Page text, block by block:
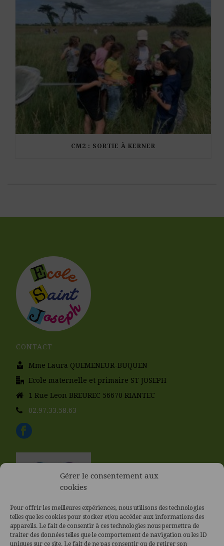
Gérer le consentement aux
cookies
Pour offrir les meilleures expériences, nous utilisons des technologies
telles que les cookies pour stocker et/ou accéder aux informations des
appareils. Le fait de consentir à ces technologies nous permettra de
traiter des données telles que le comportement de navigation ou les ID
uniques sur ce site. Le fait de ne pas consentir ou de retirer son
CM2 : SORTIE À KERNER
CONTACT
Mme Laura QUEMENEUR-BUQUEN
Ecole maternelle et primaire ST JOSEPH
1 Rue Leon BREUREC 56670 RIANTEC
02.97.33.58.63